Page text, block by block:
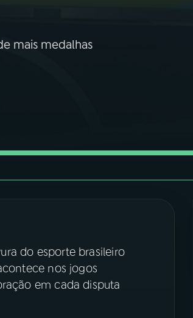
mais medalhas
do esporte brasileiro
nos jogos
em cada disputa